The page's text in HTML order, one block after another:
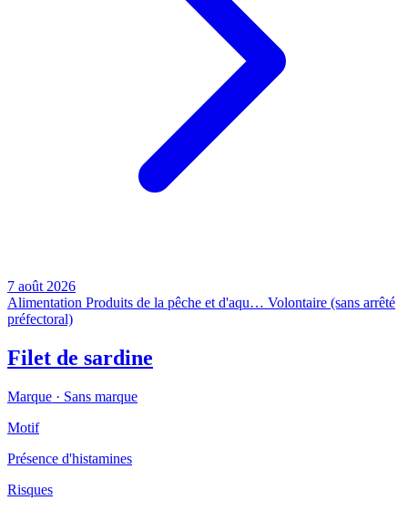
7 août 2026
Alimentation Produits de la pêche et d'aqu… Volontaire (sans arrêté
préfectoral)
Filet de sardine
Marque · Sans marque
Motif
Présence d'histamines
Risques